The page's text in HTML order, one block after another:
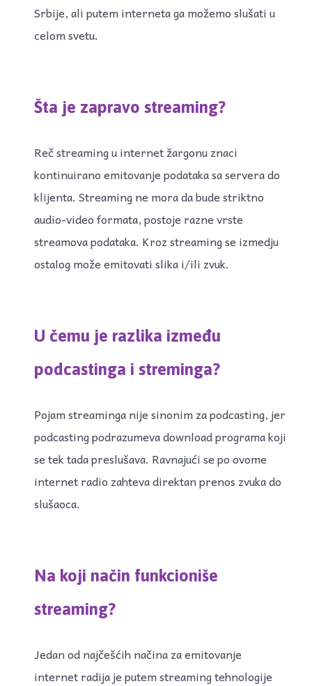
Srbije, ali putem interneta ga možemo slušati u
celom svetu.
Šta je zapravo streaming?
Reč streaming u internet žargonu znaci
kontinuirano emitovanje podataka sa servera do
klijenta. Streaming ne mora da bude striktno
audio-video formata, postoje razne vrste
streamova podataka. Kroz streaming se izmedju
ostalog može emitovati slika i/ili zvuk.
U čemu je razlika između
podcastinga i streminga?
Pojam streaminga nije sinonim za podcasting, jer
podcasting podrazumeva download programa koji
se tek tada preslušava. Ravnajući se po ovome
internet radio zahteva direktan prenos zvuka do
slušaoca.
Na koji način funkcioniše
streaming?
Jedan od najčešćih načina za emitovanje
internet radija je putem streaming tehnologije